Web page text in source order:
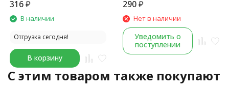
316₽
В наличии
Отгрузка сегодня!
В корзину
290₽
Нет в наличии
Уведомить о
поступлении
C этим товаром также покупают